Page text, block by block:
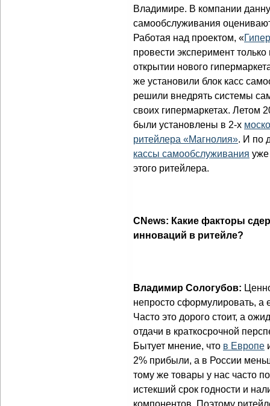
Владимире. В компании
самообслуживания
Работая над проектом, «
провести эксперимент
открытии нового
же установили блок касс
решили внедрять системы
своих гипермаркетах. Летом
были установлены в 2-х
ритейлера «Магнолия». И по
кассы самообслуживания уже
этого ритейлера.
CNews: Какие факторы
инноваций в ритейле?
Владимир Сологубов:
непросто сформулировать, а
Часто это дорого стоит, а
отдачи в краткосрочной
Бытует мнение, что в Европе
2% прибыли, а в России
тому же товары у нас часто
истекший срок годности и
компонентов. Поэтому